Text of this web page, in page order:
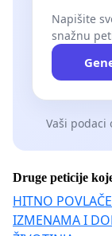
Napišite
snažnu
Vaši podaci
Druge peticije
HITNO
IZMENAMA I